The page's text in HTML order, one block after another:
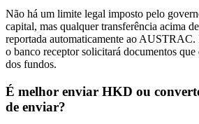
Não há um limite legal imposto pelo
capital, mas qualquer transferência acima
reportada automaticamente ao AUSTRAC.
o banco receptor solicitará documentos
dos fundos.
É melhor enviar HKD ou
de enviar?